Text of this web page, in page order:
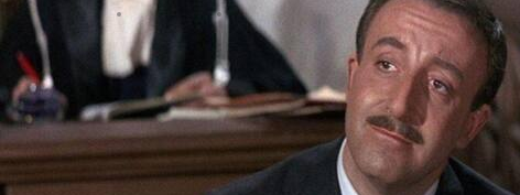
menulis Bob Jan 20, 2026 05:41 am
Apa ceritanya
Rutin komedi klasik Hollywood telah meninggalkan
Dengan gaya unik dan humor cerdas, film-film ini
Artikel ini akan membahas beberapa rutin komedi